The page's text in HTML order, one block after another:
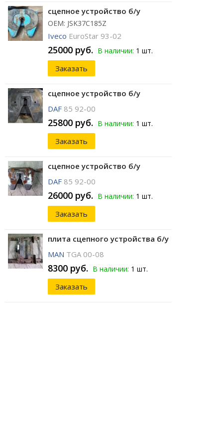
сцепное устройство б/у
ОЕМ: JSK37C185Z
Iveco EuroStar 93-02
25000 руб. В наличии: 1 шт.
Заказать
сцепное устройство б/у
DAF 85 92-00
25800 руб. В наличии: 1 шт.
Заказать
сцепное устройство б/у
DAF 85 92-00
26000 руб. В наличии: 1 шт.
Заказать
плита сцепного устройства б/у
MAN TGA 00-08
8300 руб. В наличии: 1 шт.
Заказать